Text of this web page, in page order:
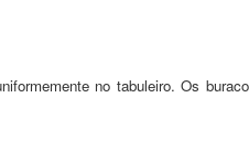
no tabuleiro. Os